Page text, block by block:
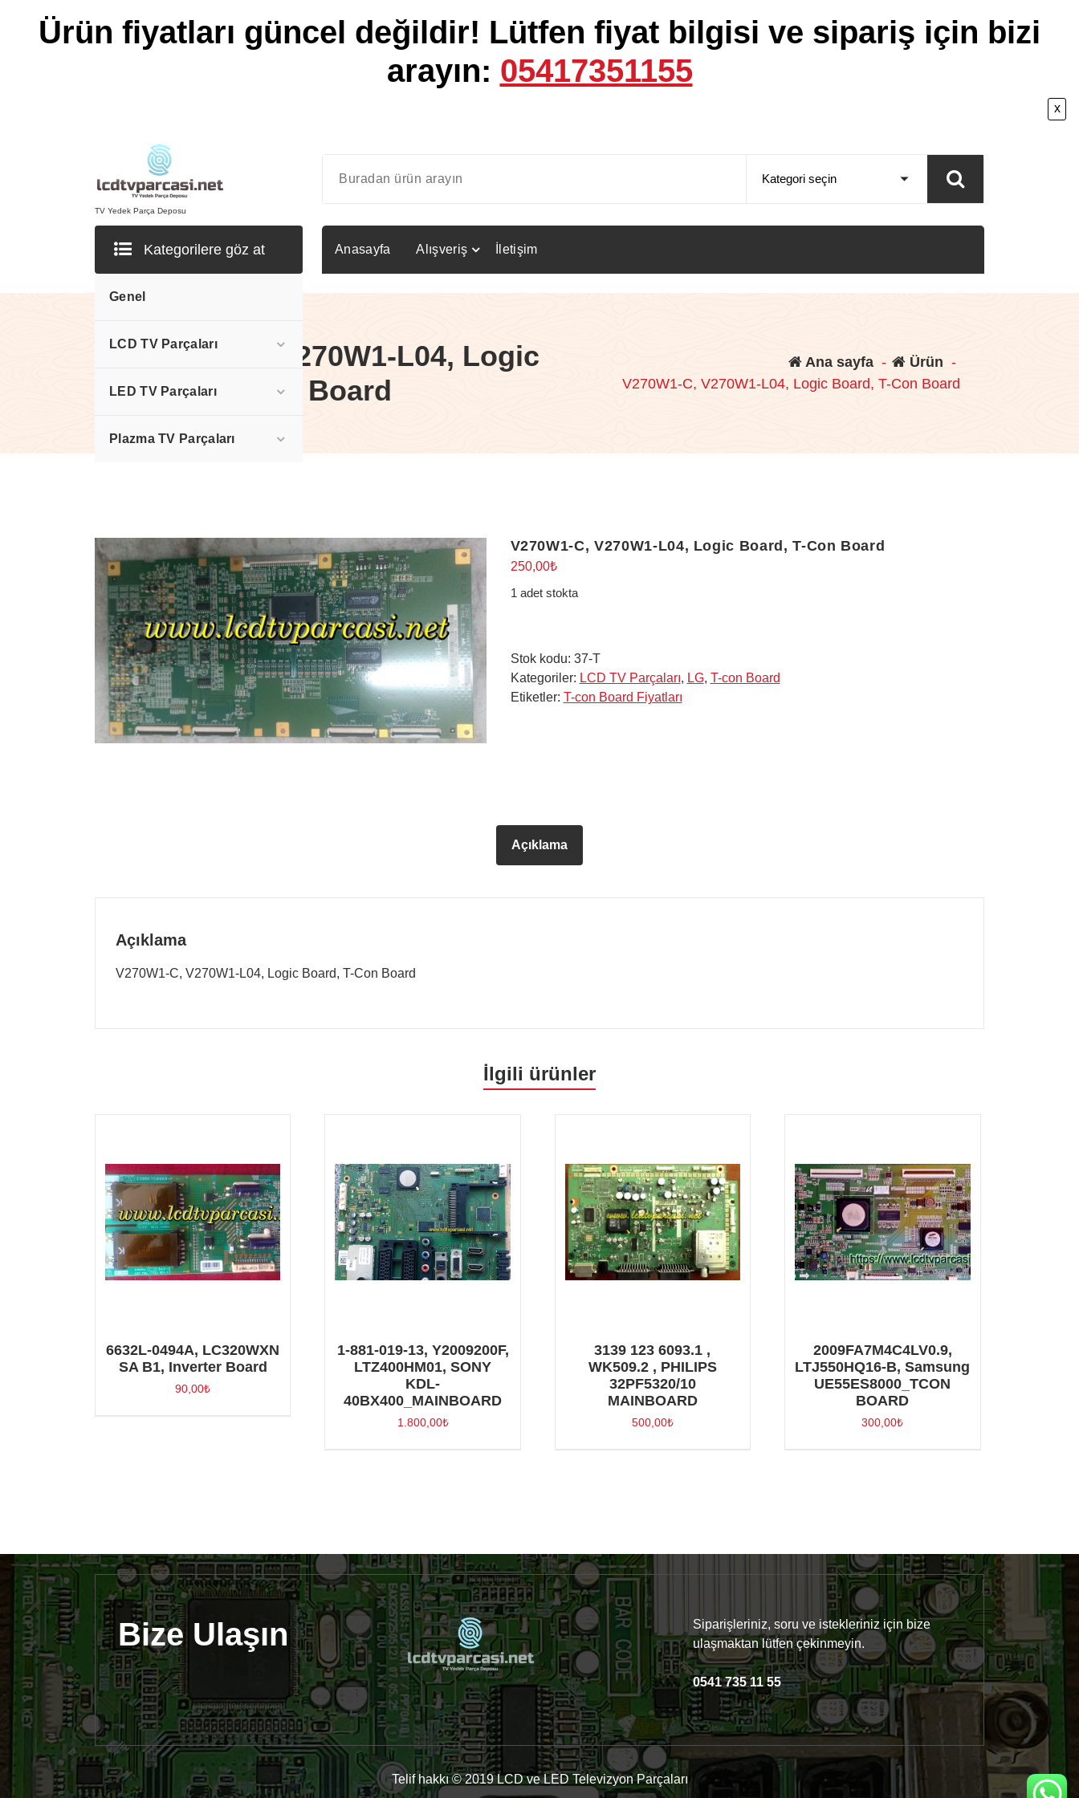
Ürün fiyatları güncel değildir! Lütfen fiyat bilgisi ve sipariş için bizi
arayın: 05417351155
x
TV Yedek Parça Deposu
Kategorilere göz at
Genel
LCD TV Parçaları
LED TV Parçaları
Plazma TV Parçaları
Anasayfa Alışveriş İletişim
V270W1-C, V270W1-L04, Logic
Board, T-Con Board
Ana sayfa - Ürün -
V270W1-C, V270W1-L04, Logic Board, T-Con Board
V270W1-C, V270W1-L04, Logic Board, T-Con Board
250,00₺
1 adet stokta
Stok kodu: 37-T
Kategoriler: LCD TV Parçaları, LG, T-con Board
Etiketler: T-con Board Fiyatları
Açıklama
Açıklama
V270W1-C, V270W1-L04, Logic Board, T-Con Board
İlgili ürünler
6632L-0494A, LC320WXN
SA B1, Inverter Board
90,00₺
1-881-019-13, Y2009200F,
LTZ400HM01, SONY
KDL-
40BX400_MAINBOARD
1.800,00₺
3139 123 6093.1 ,
WK509.2 , PHILIPS
32PF5320/10
MAINBOARD
500,00₺
2009FA7M4C4LV0.9,
LTJ550HQ16-B, Samsung
UE55ES8000_TCON
BOARD
300,00₺
Bize Ulaşın
Siparişleriniz, soru ve istekleriniz için bize
ulaşmaktan lütfen çekinmeyin.
0541 735 11 55
Telif hakkı © 2019 LCD ve LED Televizyon Parçaları